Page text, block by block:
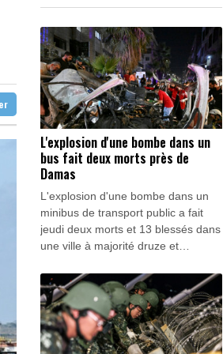
Manchester City
Reusser reste maillot jaune
0.46% 4322.09 €
L'explosion d'une bombe dans un
bus fait deux morts près de
Damas
L'explosion d'une bombe dans un
minibus de transport public a fait
jeudi deux morts et 13 blessés dans
une ville à majorité druze et
rapporté l'agence de presse
officielle syrienne, citant le ministère
de la Santé.